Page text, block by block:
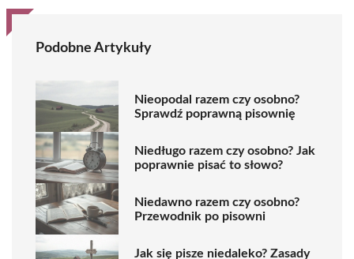
Podobne Artykuły
Nieopodal razem czy osobno?
Sprawdź poprawną pisownię
Niedługo razem czy osobno? Jak
poprawnie pisać to słowo?
Niedawno razem czy osobno?
Przewodnik po pisowni
Jak się pisze niedaleko? Zasady